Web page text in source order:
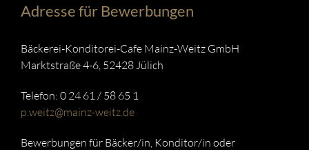
Adresse für Bewerbungen
Bäckerei-Konditorei-Cafe Mainz-Weitz GmbH
Marktstraße 4-6, 52428 Jülich
Telefon: 0 24 61 / 58 65 1
p.weitz@mainz-weitz.de
Bewerbungen für Bäcker/in, Konditor/in oder